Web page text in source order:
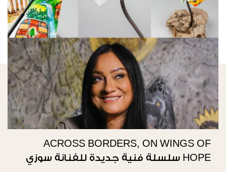
ACROSS BORDERS, ON WINGS OF
HOPE سلسلة فنية جديدة للفنانة سوزي